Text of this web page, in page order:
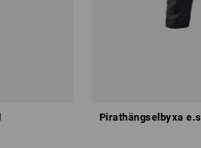
Pirathängselbyxa